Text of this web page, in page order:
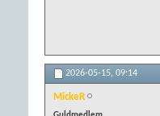
2026-05-15, 09:14
MickeR